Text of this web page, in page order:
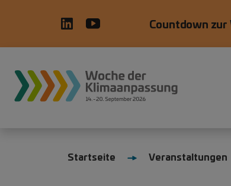
Countdown zur
Startseite Veranstaltungen